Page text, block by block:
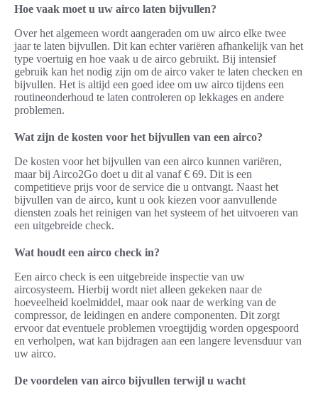
Hoe vaak moet u uw airco laten bijvullen?
Over het algemeen wordt aangeraden om uw airco elke twee
jaar te laten bijvullen. Dit kan echter variëren afhankelijk van het
type voertuig en hoe vaak u de airco gebruikt. Bij intensief
gebruik kan het nodig zijn om de airco vaker te laten checken en
bijvullen. Het is altijd een goed idee om uw airco tijdens een
routineonderhoud te laten controleren op lekkages en andere
problemen.
Wat zijn de kosten voor het bijvullen van een airco?
De kosten voor het bijvullen van een airco kunnen variëren,
maar bij Airco2Go doet u dit al vanaf € 69. Dit is een
competitieve prijs voor de service die u ontvangt. Naast het
bijvullen van de airco, kunt u ook kiezen voor aanvullende
diensten zoals het reinigen van het systeem of het uitvoeren van
een uitgebreide check.
Wat houdt een airco check in?
Een airco check is een uitgebreide inspectie van uw
aircosysteem. Hierbij wordt niet alleen gekeken naar de
hoeveelheid koelmiddel, maar ook naar de werking van de
compressor, de leidingen en andere componenten. Dit zorgt
ervoor dat eventuele problemen vroegtijdig worden opgespoord
en verholpen, wat kan bijdragen aan een langere levensduur van
uw airco.
De voordelen van airco bijvullen terwijl u wacht